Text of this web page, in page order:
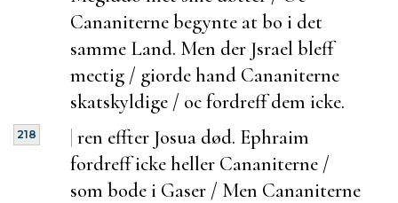
Cananiterne begynte at bo i det
samme Land. Men der Jsrael bleff
mectig / giorde hand Cananiterne
skatskyldige / oc fordreff dem icke.
|
218 ren effter Josua død. Ephraim
fordreff icke heller Cananiterne /
som bode i Gaser / Men Cananiterne